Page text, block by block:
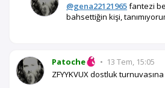
@gena22121965fantezi
bahsettiğin kişi,
Patoche • 13 Tem, 15:05
ZFYYKVUX dostluk